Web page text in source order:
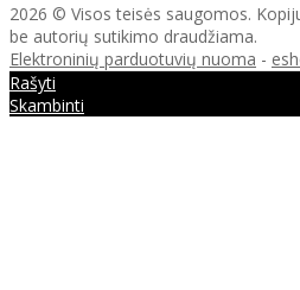
2026 © Visos teisės saugomos.
be autorių sutikimo draudžiama.
Elektroninių parduotuvių nuoma -
Rašyti
Skambinti